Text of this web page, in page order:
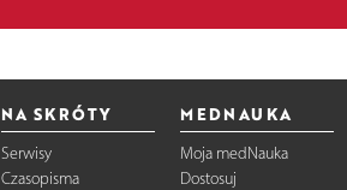
NA SKRÓTY
Serwisy
Czasopisma
MEDNAUKA
Moja medNauka
Dostosuj